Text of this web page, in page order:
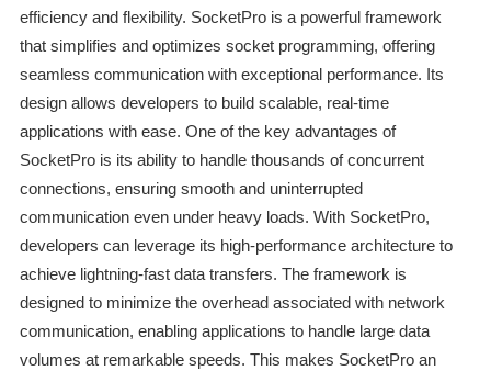
efficiency and flexibility. SocketPro is a powerful framework
that simplifies and optimizes socket programming, offering
seamless communication with exceptional performance. Its
design allows developers to build scalable, real-time
applications with ease. One of the key advantages of
SocketPro is its ability to handle thousands of concurrent
connections, ensuring smooth and uninterrupted
communication even under heavy loads. With SocketPro,
developers can leverage its high-performance architecture to
achieve lightning-fast data transfers. The framework is
designed to minimize the overhead associated with network
communication, enabling applications to handle large data
volumes at remarkable speeds. This makes SocketPro an